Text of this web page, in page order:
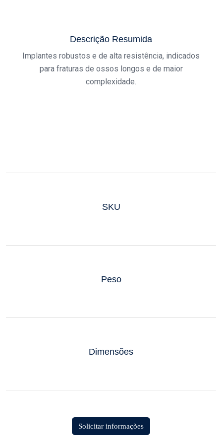
Descrição Resumida
Implantes robustos e de alta resistência, indicados
para fraturas de ossos longos e de maior
complexidade.
SKU
Peso
Dimensões
Solicitar informações